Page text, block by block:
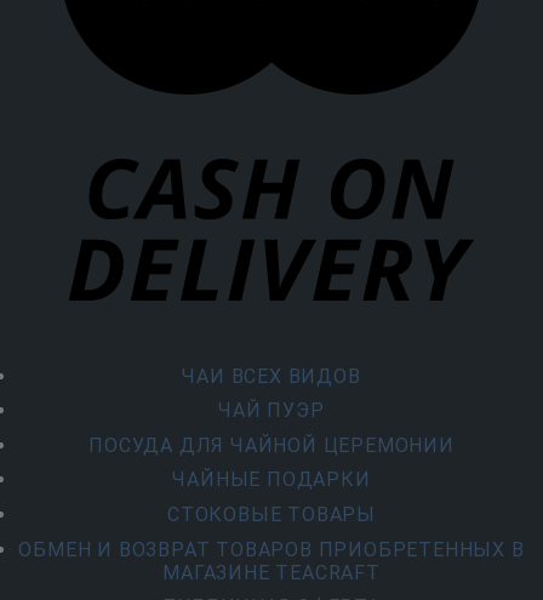
ЧАИ ВСЕХ ВИДОВ
ЧАЙ ПУЭР
ПОСУДА ДЛЯ ЧАЙНОЙ ЦЕРЕМОНИИ
ЧАЙНЫЕ ПОДАРКИ
СТОКОВЫЕ ТОВАРЫ
ОБМЕН И ВОЗВРАТ ТОВАРОВ ПРИОБРЕТЕННЫХ В
МАГАЗИНЕ TEACRAFT